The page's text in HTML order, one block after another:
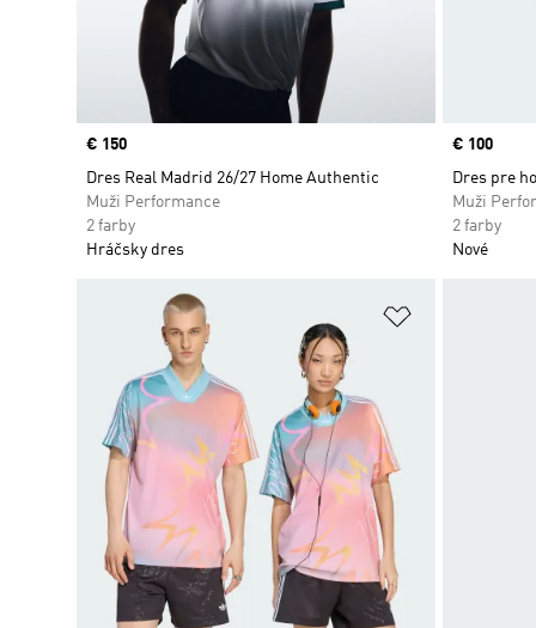
Price
€ 150
Dres Real Madrid 26/27 Home Authentic
Muži Performance
2 farby
Hráčsky dres
Price
€ 100
Dres pre
Muži
2 farby
Nové
Pridať do